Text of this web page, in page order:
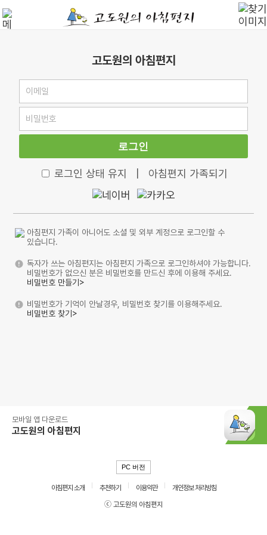
고도원의 아침편지
로그인
로그인 상태 유지 아침편지 가족되기
아침편지 가족이 아니어도 소셜 및 외부 계정으로 로그인할 수
있습니다.
독자가 쓰는 아침편지는 아침편지 가족으로 로그인하셔야 가능합니다.
비밀번호가 없으신 분은 비밀번호를 만드신 후에 이용해 주세요.
비밀번호 만들기>
비밀번호가 기억이 안날경우, 비밀번호 찾기를 이용해주세요.
비밀번호 찾기>
모바일 앱 다운로드
고도원의 아침편지
PC 버전
아침편지 소개 추천하기 이용약관
개인정보 처리방침
ⓒ 고도원의 아침편지